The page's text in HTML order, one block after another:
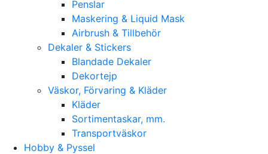
Penslar
Maskering & Liquid Mask
Airbrush & Tillbehör
Dekaler & Stickers
Blandade Dekaler
Dekortejp
Väskor, Förvaring & Kläder
Kläder
Sortimentaskar, mm.
Transportväskor
Hobby & Pyssel